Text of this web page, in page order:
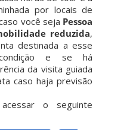
por locais de
você seja Pessoa
reduzida,
destinada a esse
e se há
da visita guiada
caso haja previsão
o seguinte